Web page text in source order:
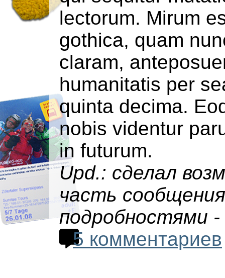
lectorum. Mirum
gothica, quam
claram,
humanitatis per
quinta decima.
nobis videntur
in futurum.
Upd.: сделал
часть
подробностями -
5 комментариев